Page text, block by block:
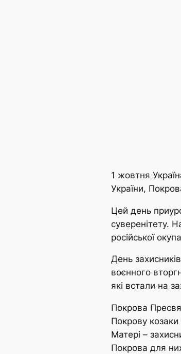
1 жовтня
України,
Цей день
суверенітету.
російської
День
воєнного
які встали на
Покрова
Покрову
Матері –
Покрова для